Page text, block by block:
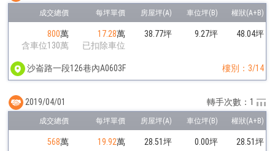
800萬
含車位130萬
17.28萬
已扣除車位
38.77坪 9.27坪 48.04坪
沙崙路一段126巷內A0603F 樓別：3/14
568萬 19.92萬 28.51坪 0.00坪 28.51坪
2019/04/01 轉手次數：1